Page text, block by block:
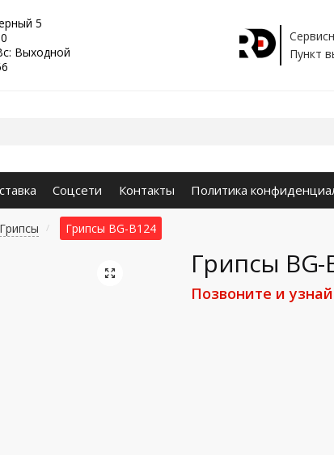
5
Выходной
Пункт
Соцсети Контакты Политика
Грипсы / Грипсы BG-B124
🔍 Грипсы BG-
Позвоните и